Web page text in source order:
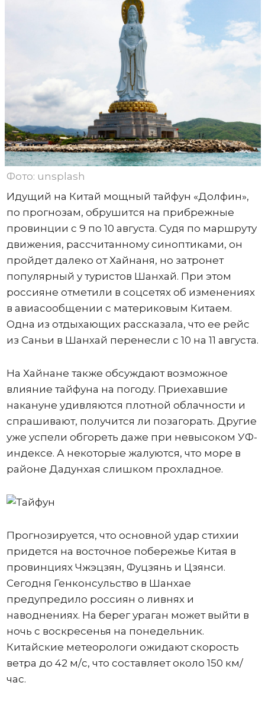
Фото: unsplash
Идущий на Китай мощный тайфун «Долфин»,
по прогнозам, обрушится на прибрежные
провинции с 9 по 10 августа. Судя по маршруту
движения, рассчитанному синоптиками, он
пройдет далеко от Хайнаня, но затронет
популярный у туристов Шанхай. При этом
россияне отметили в соцсетях об изменениях
в авиасообщении с материковым Китаем.
Одна из отдыхающих рассказала, что ее рейс
из Саньи в Шанхай перенесли с 10 на 11 августа.
На Хайнане также обсуждают возможное
влияние тайфуна на погоду. Приехавшие
накануне удивляются плотной облачности и
спрашивают, получится ли позагорать. Другие
уже успели обгореть даже при невысоком УФ-
индексе. А некоторые жалуются, что море в
районе Дадунхая слишком прохладное.
Прогнозируется, что основной удар стихии
придется на восточное побережье Китая в
провинциях Чжэцзян, Фуцзянь и Цзянси.
Сегодня Генконсульство в Шанхае
предупредило россиян о ливнях и
наводнениях. На берег ураган может выйти в
ночь с воскресенья на понедельник.
Китайские метеорологи ожидают скорость
ветра до 42 м/с, что составляет около 150 км/
час.